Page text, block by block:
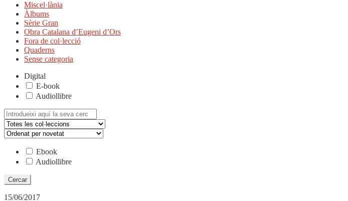
Miscel·lània
Àlbums
Sèrie Gran
Obra Catalana d’Eugeni d’Ors
Fora de col·lecció
Quaderns
Sense categoria
Digital
E-book
Audiollibre
Cerca:
Ebook
Audiollibre
15/06/2017